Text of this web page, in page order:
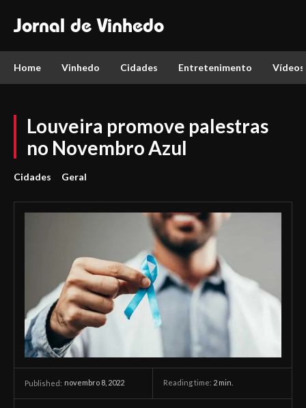
Jornal de Vinhedo
Home Vinhedo Cidades Entretenimento Vídeos
Louveira promove palestras
no Novembro Azul
Cidades Geral
Published: novembro 8, 2022 Reading time: 2 min.